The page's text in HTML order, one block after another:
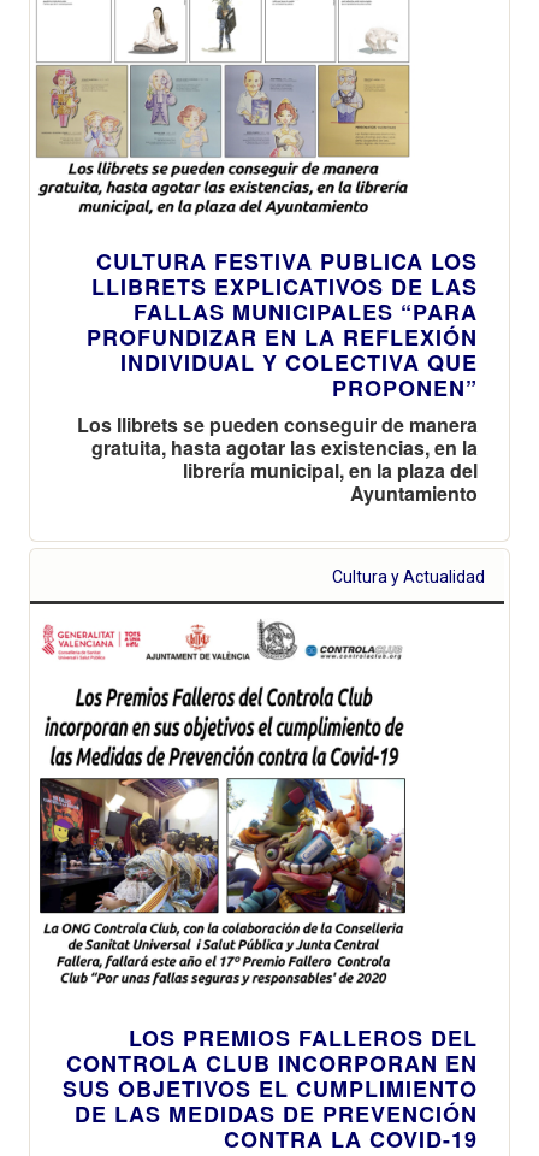
CULTURA FESTIVA PUBLICA LOS
LLIBRETS EXPLICATIVOS DE LAS
FALLAS MUNICIPALES “PARA
PROFUNDIZAR EN LA REFLEXIÓN
INDIVIDUAL Y COLECTIVA QUE
PROPONEN”
Los llibrets se pueden conseguir de manera
gratuita, hasta agotar las existencias, en la
librería municipal, en la plaza del
Ayuntamiento
Cultura y Actualidad
LOS PREMIOS FALLEROS DEL
CONTROLA CLUB INCORPORAN EN
SUS OBJETIVOS EL CUMPLIMIENTO
DE LAS MEDIDAS DE PREVENCIÓN
CONTRA LA COVID-19